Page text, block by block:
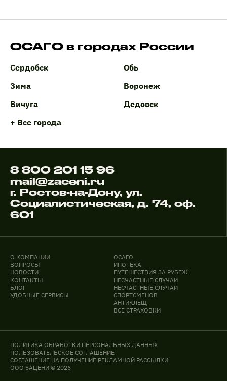
ОСАГО в городах России
Сердобск
Обь
Зима
Воронеж
Вичуга
Дедовск
+ Все города
8 800 201 15 96
mail@zaceni.ru
г. Ростов-на-Дону, ул.
Социалистическая, д. 74, оф.
601
О КОМПАНИИ
ВОПРОСЫ
НОВОСТИ
КОНТАКТЫ
БЛОГ
УДОБНЫЕ СЕРВИСЫ
ОСАГО
ИПОТЕКА
ПУТЕШЕСТВИЯ ЗА РУБЕЖ
НЕСЧАСТНЫЕ СЛУЧАИ
НЕСЧАСТНЫЕ СЛУЧАИ
СПОРТСМЕНОВ
АНТИКЛЕЩ
ВСЕ СТРАХОВКИ
ПОЛИТИКА ОБРАБОТКИ ПЕРСОНАЛЬНЫХ ДАННЫХ
ПОЛЬЗОВАТЕЛЬСКОЕ СОГЛАШЕНИЕ
СОГЛАШЕНИЕ НА ПОЛУЧЕНИЕ РЕКЛАМНОЙ РАССЫЛКИ
ООО ЗАЦЕНИ © 2026